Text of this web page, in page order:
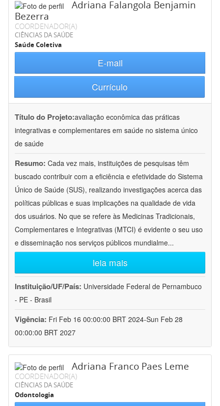
Adriana Falangola Benjamin
Bezerra
COORDENADOR(A)
CIÊNCIAS DA SAÚDE
Saúde Coletiva
E-mail
Currículo
Título do Projeto:avaliação econômica das práticas
integrativas e complementares em saúde no sistema único
de saúde
Resumo: Cada vez mais, instituições de pesquisas têm
buscado contribuir com a eficiência e efetividade do Sistema
Único de Saúde (SUS), realizando investigações acerca das
políticas públicas e suas implicações na qualidade de vida
dos usuários. No que se refere às Medicinas Tradicionais,
Complementares e Integrativas (MTCI) é evidente o seu uso
e disseminação nos serviços públicos mundialme...
leia mais
Instituição/UF/País: Universidade Federal de Pernambuco
- PE - Brasil
Vigência: Fri Feb 16 00:00:00 BRT 2024-Sun Feb 28
00:00:00 BRT 2027
Adriana Franco Paes Leme
COORDENADOR(A)
CIÊNCIAS DA SAÚDE
Odontologia